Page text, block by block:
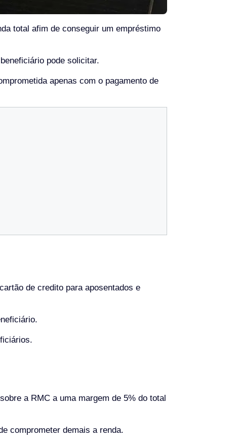
total afim de conseguir um empréstimo
pode solicitar.
apenas com o pagamento de
de credito para aposentados e
a RMC a uma margem de 5% do total
comprometer demais a renda.